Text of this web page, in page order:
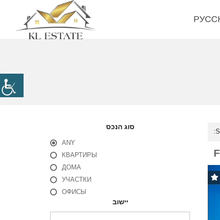
I
סוג הנכס
ANY
КВАРТИРЫ
ДОМА
УЧАСТКИ
ОФИСЫ
יישוב